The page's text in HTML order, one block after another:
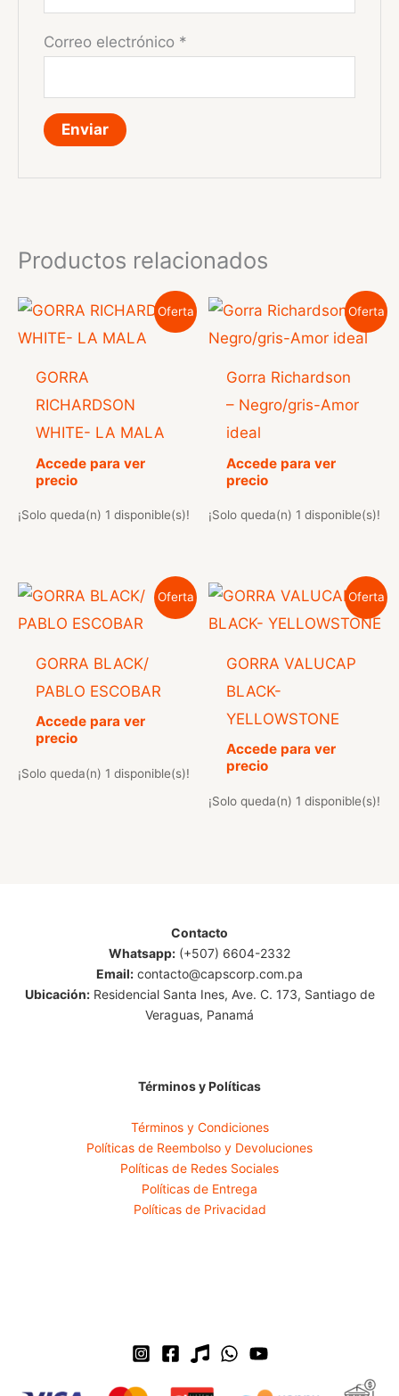
Correo electrónico *
Productos relacionados
Oferta
GORRA
RICHARDSON
WHITE- LA MALA
Accede para ver
precio
¡Solo queda(n) 1 disponible(s)!
Oferta
Gorra Richardson
– Negro/gris-Amor
ideal
Accede para ver
precio
¡Solo queda(n) 1 disponible(s)!
Oferta
GORRA BLACK/
PABLO ESCOBAR
Accede para ver
precio
¡Solo queda(n) 1 disponible(s)!
Oferta
GORRA VALUCAP
BLACK-
YELLOWSTONE
Accede para ver
precio
¡Solo queda(n) 1 disponible(s)!
Contacto
Whatsapp: (+507) 6604-2332
Email: contacto@capscorp.com.pa
Ubicación:Residencial Santa Ines, Ave. C. 173, Santiago de
Veraguas, Panamá
Términos y Políticas
Términos y Condiciones
Políticas de Reembolso y Devoluciones
Políticas de Redes Sociales
Políticas de Entrega
Políticas de Privacidad